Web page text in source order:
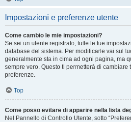
Impostazioni e preferenze utente
Come cambio le mie impostazioni?
Se sei un utente registrato, tutte le tue
database del sistema. Per modificarle vai sul
generalmente sta in cima ad ogni pagina, ma
sempre vero. Questo ti permetterà di cambiare
preferenze.
Top
Come posso evitare di apparire nella lista
Nel Pannello di Controllo Utente, sotto